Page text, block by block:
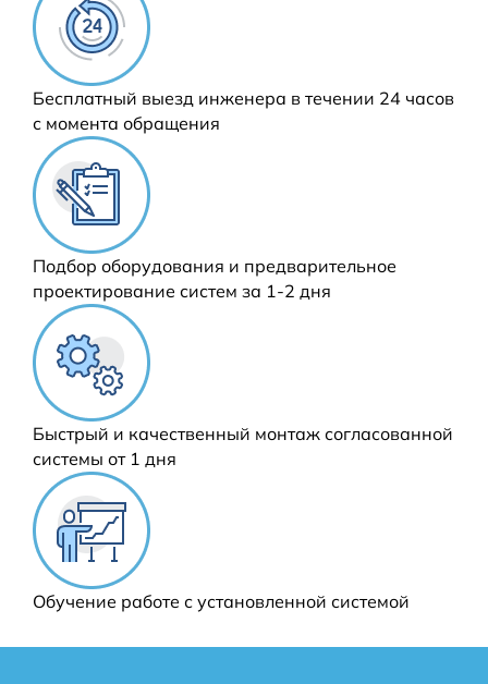
Бесплатный выезд инженера в течении 24 часов
с момента обращения
Подбор оборудования и предварительное
проектирование систем за 1-2 дня
Быстрый и качественный монтаж согласованной
системы от 1 дня
Обучение работе с установленной системой